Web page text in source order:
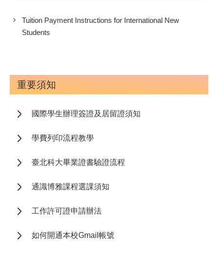
Tuition Payment Instructions for International New
Students
重要須知
國際學生辦理簽證及居留證須知
學費列印流程教學
臺北科大畢業證書驗證流程
通識博雅課程選課須知
工作許可證申請辦法
如何開通本校Gmail帳號